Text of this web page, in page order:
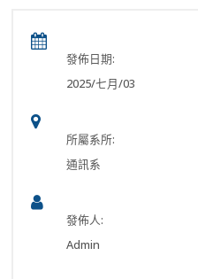
發佈日期:
2025/七月/03
所屬系所:
通訊系
發佈人:
Admin